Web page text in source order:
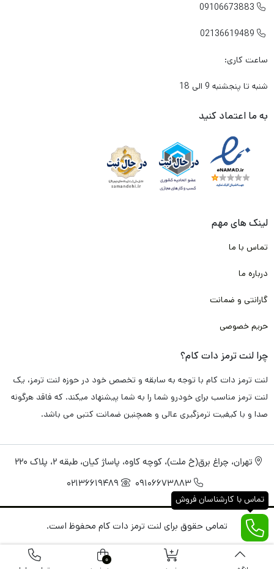
کنم، لنت داغ نشود و کارایی آن پایین نیاید؟
آیا لنتی که میخرم گارانتی دارد؟
برند این لنت ترمز چیست؟ ایرانی است یا خارجی؟
به شما بابت تک تک این دغدغه ها و سوال ها حق می دهیم .
ما در تیم لنت ترمز دات کام و باتوجه به تجربه و شناختی که سال ها
دقیقا پاسخگو تمامی دغدغه و سوال های شما باشد.
گارانتیمی کنیم.
لنت ترمز عقب سیتروئن C5
صورت تضمینی فاقد هرگونه سوت کشیدن و صدا اضافیمی باشد. و
دقیقا مطابق استاندارد های کارخانه خودرو سیتروئن C5
طراحی و
راجب عملکرد ترمزگیری سریع و خوب هم باید خدمتتان عرض کنم با
توجه به تکنولوژی های روز، همچون نانو و مواد اولیه به کار رفته
همچون کربن، فایبر، متال و با توجه به پخت کوره ای مناسب و انجام
آزمایش های فنی متعدد برایخودرو سیتروئن C5،
این محصول داری
عملکرد ترمز گیری مناسب و سریع
می باشد. که همین ویژگی می تواند

09106673883

02136619489
ساعت کاری:
شنبه تا پنجشنبه 9 الی 18
به ما اعتماد کنید
لینک های مهم
تماس با ما
درباره ما
گارانتی و ضمانت
حریم خصوصی
چرا لنت ترمز دات کام؟
لنت ترمز دات کام با توجه به سابقه و تخصص خود در حوزه لنت ترمز، یک
لنت ترمز مناسب برای خودرو شما را به شما پیشنهاد میکند. که فاقد هرگونه
صدا و با کیفیت ترمزگیری عالی و همچنین ضمانت کتبی می باشد.
تهران، چراغ برق(خ ملت)، کوچه کاوه، پاساژ کیان، طبقه 2، پلاک 220
09106673883
02136619489
تمامی حقوق برای لنت ترمز دات کام محفوظ است.
0
تماس با کارشناسان فروش